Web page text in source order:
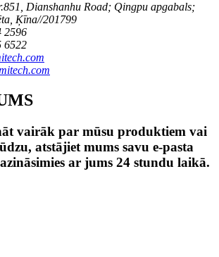
Dianshanhu Road; Qingpu apgabals;
Ķīna//201799
2596
6522
vairāk par mūsu produktiem vai
atstājiet mums savu e-pasta
ar jums 24 stundu laikā.